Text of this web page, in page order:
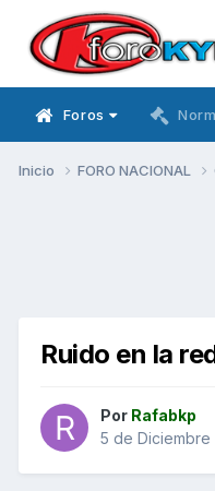
Foros
Inicio FORO NACIONAL
Ruido en la
Por Rafabkp
5 de Diciembre